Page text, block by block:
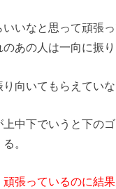
いなと思って頑張
あの人は一向に振り
向いてもらえていな
上中下でいうと下の
。
頑張っているのに結